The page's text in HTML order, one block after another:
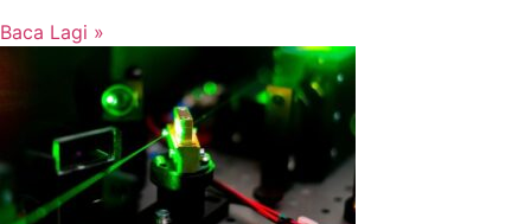
Baca Lagi »